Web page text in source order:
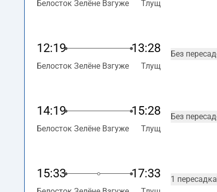
Белосток Зелёне Взгуже Тлущ
12:19 13:28
Белосток Зелёне Взгуже Тлущ
Без
14:19 15:28
Белосток Зелёне Взгуже Тлущ
Без
15:33 17:33 1 пересадка